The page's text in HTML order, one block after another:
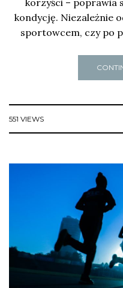
korzyści – poprawia
kondycję. Niezależnie
sportowcem, czy po
551 VIEWS